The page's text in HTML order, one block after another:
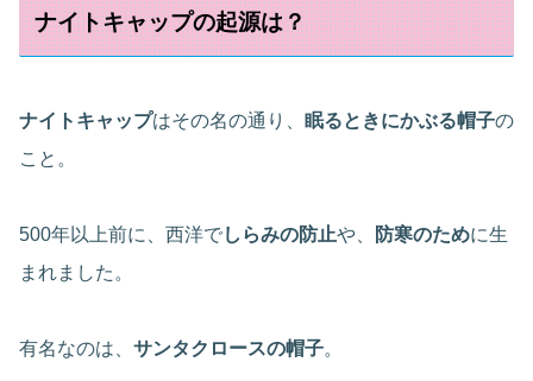
ナイトキャップの起源は？
ナイトキャップはその名の通り、 眠るときにかぶる帽子の
こと。
500年以上前に、西洋でしらみの防止や、 防寒のために生
まれました。
有名なのは、 サンタクロースの帽子。